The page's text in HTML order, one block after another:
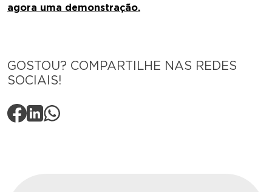
agora uma demonstração.
GOSTOU? COMPARTILHE NAS REDES
SOCIAIS!